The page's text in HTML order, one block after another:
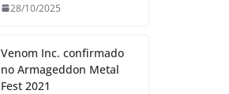
28/10/2025
Venom Inc. confirmado
no Armageddon Metal
Fest 2021